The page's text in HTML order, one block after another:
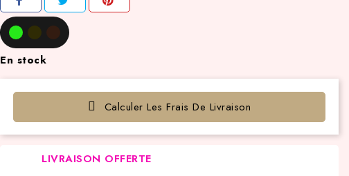
En stock
Calculer Les Frais De Livraison
LIVRAISON OFFERTE